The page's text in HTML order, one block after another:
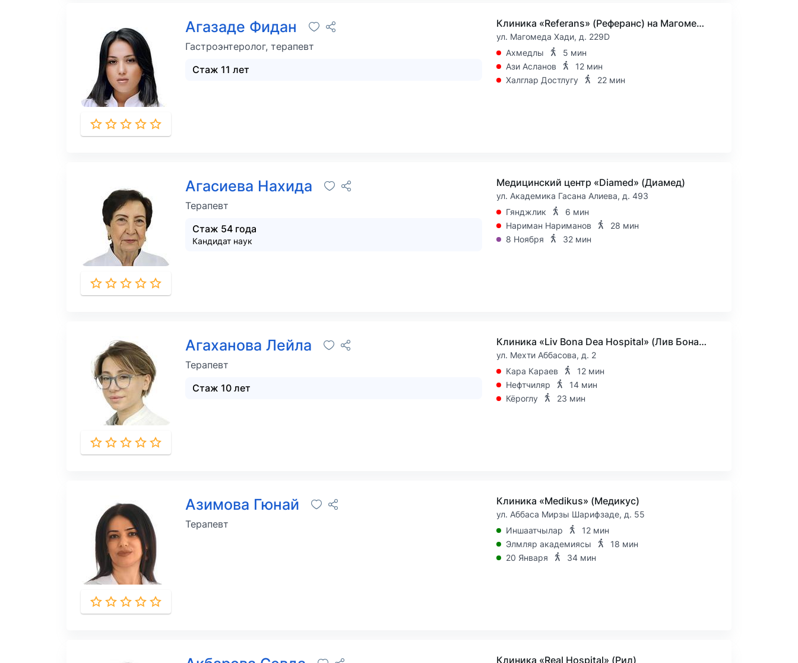
Агазаде Фидан
Гастроэнтеролог, терапевт
Стаж 11 лет
Клиника «Referans» (Реферанс) на Магомеда Хади
ул. Магомеда Хади, д. 229D
Ахмедлы
5 мин
Ази Асланов
12 мин
Халглар Достлугу
22 мин
Агасиева Нахида
Терапевт
Стаж 54 года
Кандидат наук
Медицинский центр «Diamed» (Диамед)
ул. Академика Гасана Алиева, д. 493
Гянджлик
6 мин
Нариман Нариманов
28 мин
8 Ноября
32 мин
Агаханова Лейла
Терапевт
Стаж 10 лет
Клиника «Liv Bona Dea Hospital» (Лив Бона Ди)
ул. Мехти Аббасова, д. 2
Кара Караев
12 мин
Нефтчиляр
14 мин
Кёроглу
23 мин
Азимова Гюнай
Терапевт
Клиника «Medikus» (Медикус)
ул. Аббаса Мирзы Шарифзаде, д. 55
Иншаатчылар
12 мин
Элмляр академиясы
18 мин
20 Января
34 мин
Клиника «Real Hospital» (Рил)